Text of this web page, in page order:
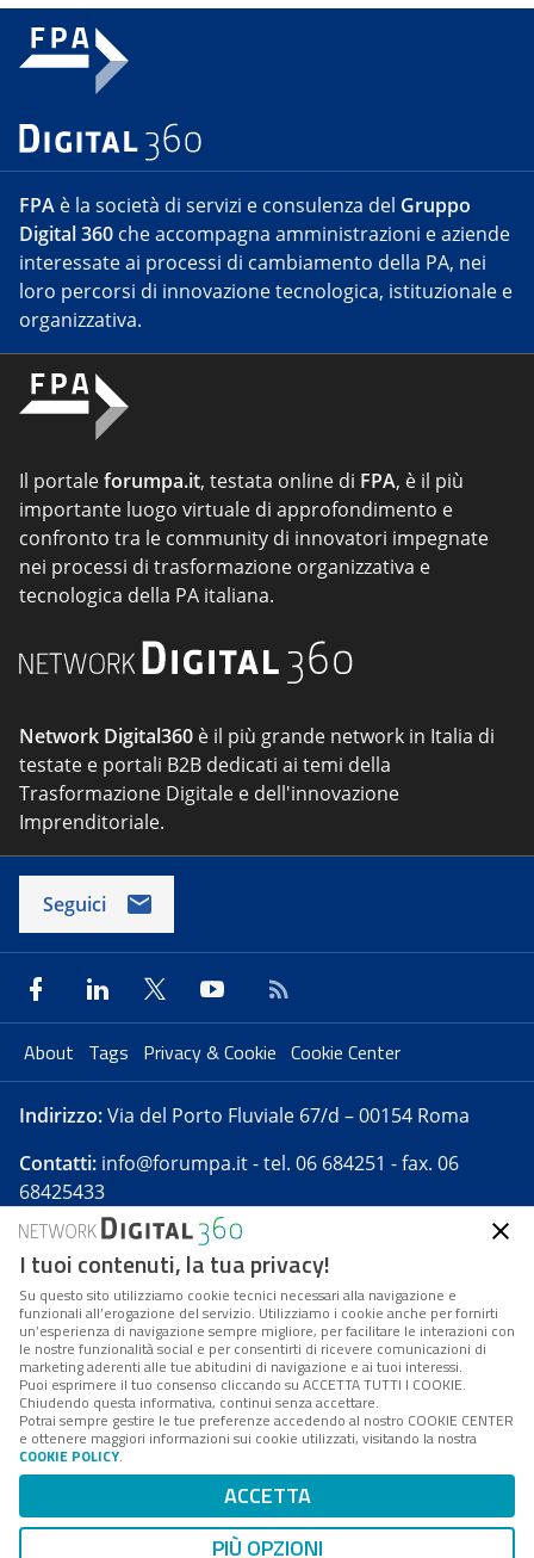
FPA è la società di servizi e consulenza del Gruppo
Digital 360 che accompagna amministrazioni e aziende
interessate ai processi di cambiamento della PA, nei
loro percorsi di innovazione tecnologica, istituzionale e
organizzativa.
Il portaleforumpa.it, testata online di FPA, è il più
importante luogo virtuale di approfondimento e
confronto tra le community di innovatori impegnate
nei processi di trasformazione organizzativa e
tecnologica della PA italiana.
Network Digital360 è il più grande network in Italia di
testate e portali B2B dedicati ai temi della
Trasformazione Digitale e dell'innovazione
Imprenditoriale.
Seguici
About Tags Privacy & Cookie Cookie Center
Indirizzo:Via del Porto Fluviale 67/d – 00154 Roma
Contatti: info@forumpa.it- tel. 06 684251 - fax. 06
68425433
Forumpa.itè una pubblicazione telematica iscritta
presso Registro della stampa del Tribunale di Roma -
Reg. n. 182 del 2 maggio 2008 - Direttore resp. Michela
Stentella
FPA s.r.l. è società soggetta a Direzione e
Coordinamento da parte di Digital360 S.p.A. - FPA s.r.l.
è un'azienda certificata per il sistema di management
Codice Fiscale/Partita IVA n. 10693191008 - R.E.A. Roma
n. 1249791. ISP AWS
Mappa del sito
I tuoi contenuti, la tua privacy!
Su questo sito utilizziamo cookie tecnici necessari alla navigazione e
funzionali all’erogazione del servizio. Utilizziamo i cookie anche per fornirti
un’esperienza di navigazione sempre migliore, per facilitare le interazioni con
le nostre funzionalità social e per consentirti di ricevere comunicazioni di
marketing aderenti alle tue abitudini di navigazione e ai tuoi interessi.
Puoi esprimere il tuo consenso cliccando su ACCETTA TUTTI I COOKIE.
Chiudendo questa informativa, continui senza accettare.
Potrai sempre gestire le tue preferenze accedendo al nostro COOKIE CENTER
e ottenere maggiori informazioni sui cookie utilizzati, visitando la nostra
COOKIE POLICY.
ACCETTA
PIÙ OPZIONI